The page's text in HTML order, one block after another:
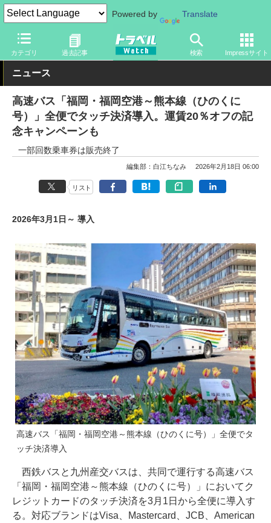
Powered by Translate
カテゴリ 過去記事 検索 Impressサイト
トラベル Watch 旅の方法 バス旅 高速バス
ニュース
高速バス「福岡・福岡空港～熊本線（ひのくに
号）」全便でタッチ決済導入。運賃20％オフの記
念キャンペーンも
一部回数乗車券は販売終了
編集部：白江ちなみ 2026年2月18日 06:00
リスト
2026年3月1日～ 導入
高速バス「福岡・福岡空港～熊本線（ひのくに号）」全便でタ
ッチ決済導入
西鉄バスと九州産交バスは、共同で運行する高速バス
「福岡・福岡空港～熊本線（ひのくに号）」においてク
レジットカードのタッチ決済を3月1日から全便に導入す
る。対応ブランドはVisa、Mastercard、JCB、American